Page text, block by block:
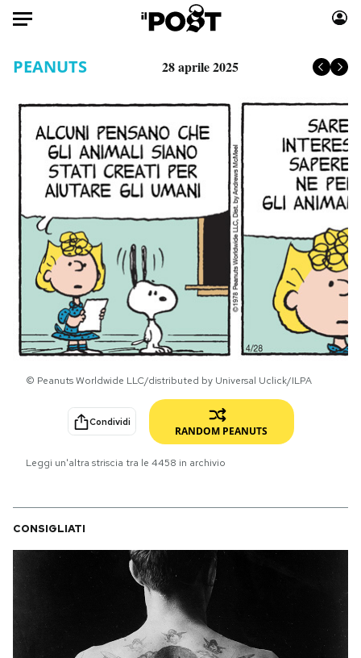
Italia
Mondo
Politica
Internet
Scienza
Cultura
Economia
Sport
Moda
Consumismi
Storie/Idee
Ok Boomer!
Media
Europa
Altrecose
Mondiali calcio 2026
SHOP
PEANUTS 28 aprile 2025
© Peanuts Worldwide LLC/distributed by Universal Uclick/ILPA
Condividi
RANDOM PEANUTS
Leggi un'altra striscia tra le 4458 in archivio
CONSIGLIATI